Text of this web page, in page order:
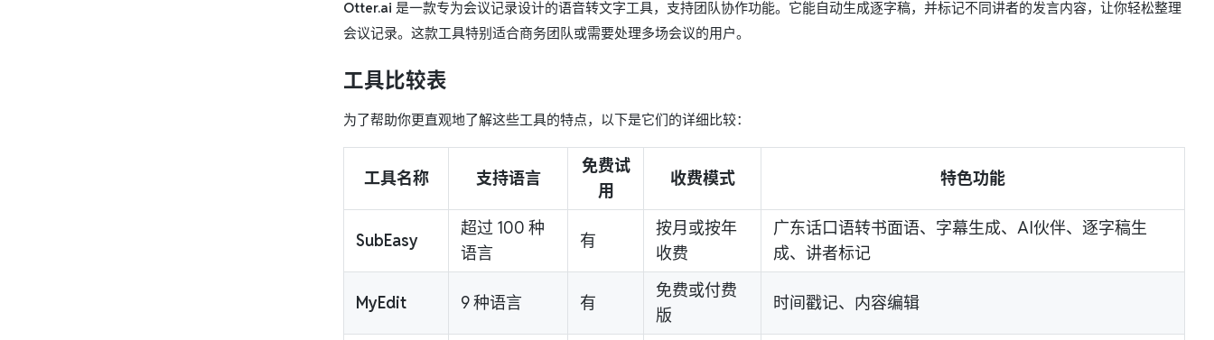
Otter.ai 是一款专为会议记录设计的语音转文字工具，支持团队协作功能。它能自动生成逐字稿，并标记不同讲者的发言内容，让你轻松整理
会议记录。这款工具特别适合商务团队或需要处理多场会议的用户。
工具比较表
为了帮助你更直观地了解这些工具的特点，以下是它们的详细比较：
工具名称 支持语言
免费试
用
收费模式 特色功能
SubEasy
超过 100 种
语言
有
按月或按年
收费
广东话口语转书面语、字幕生成、AI伙伴、逐字稿生
成、讲者标记
MyEdit 9 种语言 有
免费或付费
版
时间戳记、内容编辑